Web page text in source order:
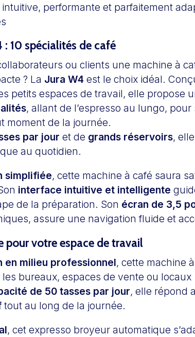
performante et parfaitement
: 10 spécialités de café
ou clients une machine à
? La Jura W4 est le choix idéal.
petits espaces de travail, elle propose
, allant de l’espresso au lungo, pour
moment de la journée.
par jour et de grands réservoirs,
au quotidien.
simplifiée, cette machine à café saura
interface intuitive et intelligente
de la préparation. Son écran de 3,5
assure une navigation fluide et
pour votre espace de travail
en milieu professionnel, cette machine
bureaux, espaces de vente ou locaux
de 50 tasses par jour, elle répond
tout au long de la journée.
, cet expresso broyeur automatique